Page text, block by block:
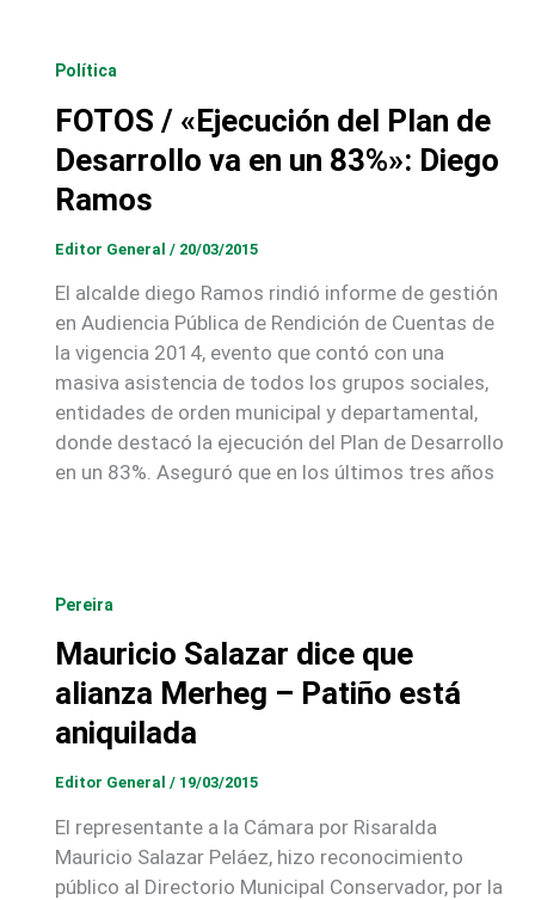
Política
FOTOS / «Ejecución del Plan de
Desarrollo va en un 83%»: Diego
Ramos
Editor General / 20/03/2015
El alcalde diego Ramos rindió informe de gestión
en Audiencia Pública de Rendición de Cuentas de
la vigencia 2014, evento que contó con una
masiva asistencia de todos los grupos sociales,
entidades de orden municipal y departamental,
donde destacó la ejecución del Plan de Desarrollo
en un 83%. Aseguró que en los últimos tres años
Pereira
Mauricio Salazar dice que
alianza Merheg – Patiño está
aniquilada
Editor General / 19/03/2015
El representante a la Cámara por Risaralda
Mauricio Salazar Peláez, hizo reconocimiento
público al Directorio Municipal Conservador, por la